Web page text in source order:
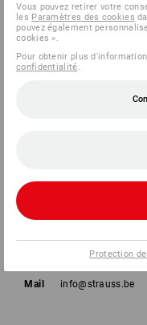
MÉTHODES DE PAIEMENT
PO Box 7443
1931 Zaventem - Brucargo
02 400 16 43
Mail
info@strauss.be
Vous pouvez retirer votre
les Paramètres des cookies
pouvez également
cookies ».
Pour obtenir plus
confidentialité
Protection